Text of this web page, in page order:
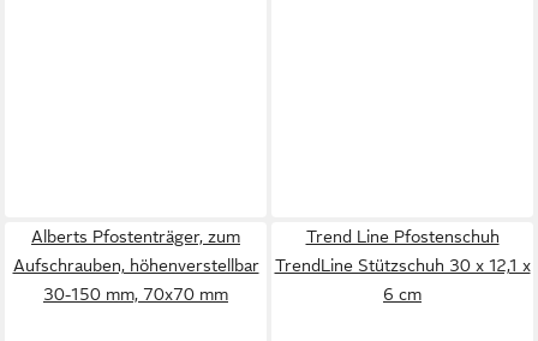
Alberts Pfostenträger, zum
Aufschrauben, höhenverstellbar
30-150 mm, 70x70 mm
Trend Line Pfostenschuh
TrendLine Stützschuh 30 x 12,1 x
6 cm